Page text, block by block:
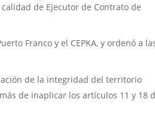
de Ejecutor de Contrato de
Franco y el CEPKA, y ordenó a
de la integridad del territorio
de inaplicar los artículos 11 y 18